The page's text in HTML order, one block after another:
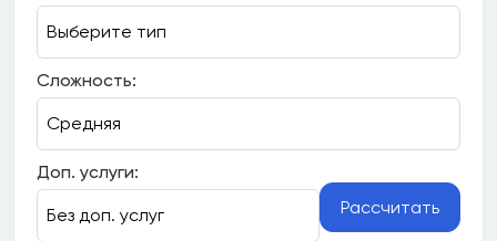
Сложность:
Доп. услуги:
Рассчитать